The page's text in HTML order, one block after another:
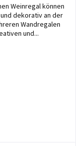
Weinregal können
dekorativ an der
Wandregalen
und...